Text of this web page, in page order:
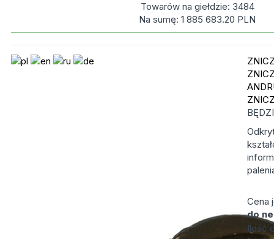
Towarów na giełdzie: 3484
Na sumę:1 885 683.20 PLN
Cena
do
Ilość